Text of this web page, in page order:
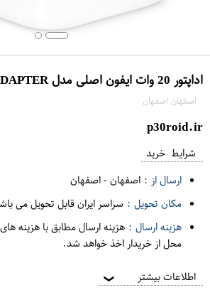
اداپتور 20 وات ایفون اصلی مدل 20W POWER ADAPTER
اصفهان اصفهان
p30roid.ir
شرایط خرید
ارسال از : اصفهان-اصفهان
مکان تحویل : سراسر ایران قابل تحویل می
هزینه ارسال : هزینه ارسال مطابق با هزینه
محل از خریدار اخذ خواهد شد.
اطلاعات بیشتر ❯